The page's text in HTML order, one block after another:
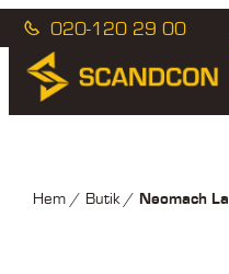
020-120 29 00
Hem/ Butik/ Neomach